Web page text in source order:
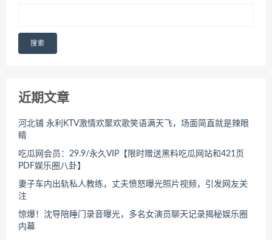
搜索
近期文章
河北铺 永利KTV激情欢聚欢歌笑语满天飞，场面简直就是辣眼
睛
吃瓜网会员：29.9/永久VIP【限时赠送黑料吃瓜网站和421页
PDF娱乐圈八卦】
妻子车内出轨私人教练，丈夫愤怒曝光照片视频，引发网友关
注
惊爆！沈导陪睡门录音曝光，多名女演员聊天记录揭秘娱乐圈
内幕